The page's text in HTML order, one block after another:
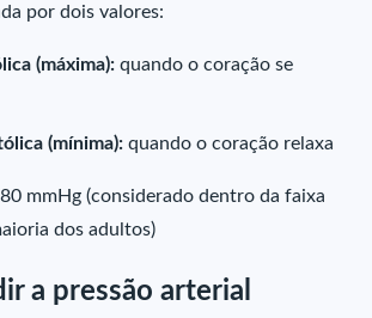
por dois valores:
(máxima): quando o coração se
(mínima): quando o coração relaxa
mmHg (considerado dentro da faixa
dos adultos)
a pressão arterial